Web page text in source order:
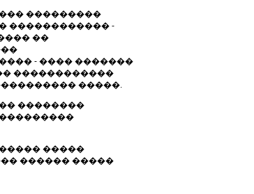
���������
������������ -
��
- ���� �������
������������
�����.
��������
�����
������ �����